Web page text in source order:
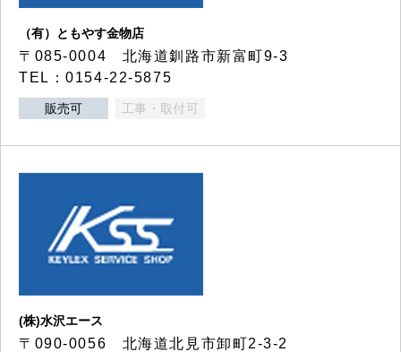
（有）ともやす金物店
〒085-0004 北海道釧路市新富町9-3
TEL：0154-22-5875
販売可 工事・取付可
(株)水沢エース
〒090-0056 北海道北見市卸町2-3-2